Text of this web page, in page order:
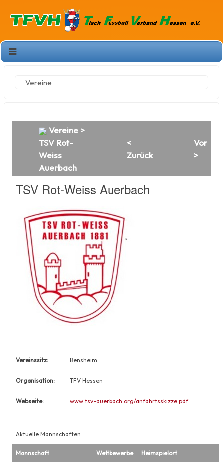
Vereine
Vereine >
TSV Rot-
Weiss
Auerbach
<
Zurück
Vor
>
TSV Rot-Weiss Auerbach
Vereinssitz: Bensheim
Organisation: TFV Hessen
Webseite: www.tsv-auerbach.org/anfahrtsskizze.pdf
Aktuelle Mannschaften
Mannschaft Wettbewerbe Heimspielort